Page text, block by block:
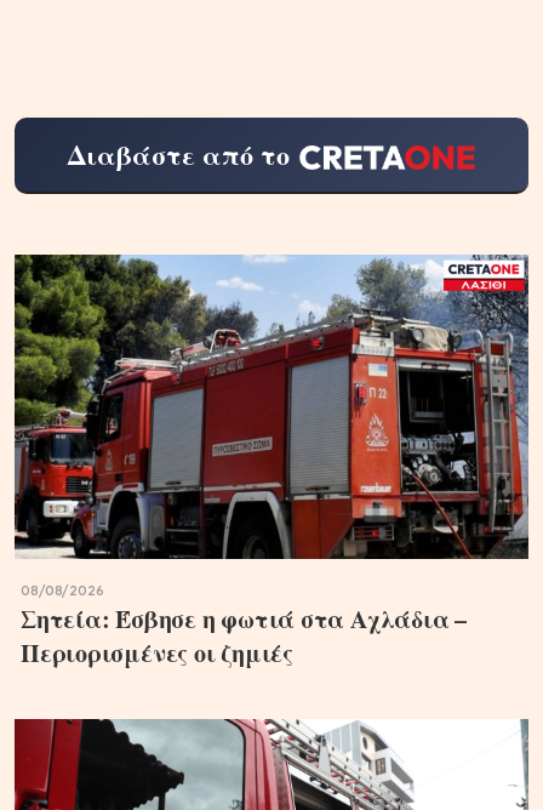
Διαβάστε από το
08/08/2026
Σητεία: Έσβησε η φωτιά στα Αχλάδια –
Περιορισμένες οι ζημιές